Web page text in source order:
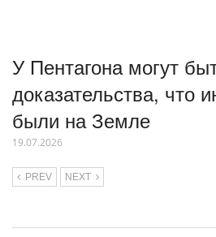
У Пентагона могут
доказательства, что
были на Земле
19.07.2026
PREV NEXT